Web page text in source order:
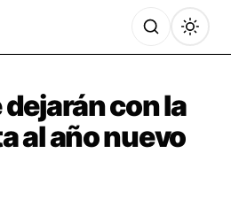
con la
al año nuevo